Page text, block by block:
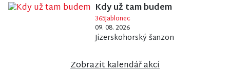
Kdy už tam budem
365Jablonec
09. 08. 2026
Jizerskohorský šanzon
Zobrazit kalendář akcí